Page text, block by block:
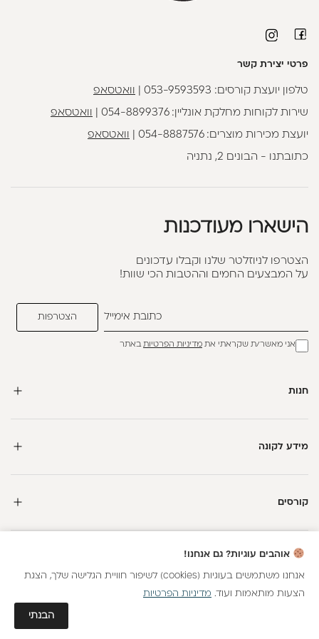
פרטי יצירת קשר
טלפון יועצת קורסים: 053-9593593 וואטסאפ
שירות לקוחות מחלקת אונליין:054-8899376 וואטסאפ
יועצת מכירות מוצרים:054-8887576 וואטסאפ
כתובתנו - הבונים 2, נתניה
הישארו מעודכנות
הצטרפו לניוזלטר שלנו וקבלו עדכונים
על המבצעים החמים וההטבות הכי שוות!
אני מאשר/ת שקראתי את מדיניות הפרטיותבאתר
חנות
מידע לקונה
קורסים
כל הזכויות שמורות
אוהבים עוגיות? גם אנחנו!
אנחנו משתמשים בעוגיות (cookies) לשיפור חוויית הגלישה שלך, הצגת
הצעות מותאמות ועוד. מדיניות הפרטיות
הבנתי